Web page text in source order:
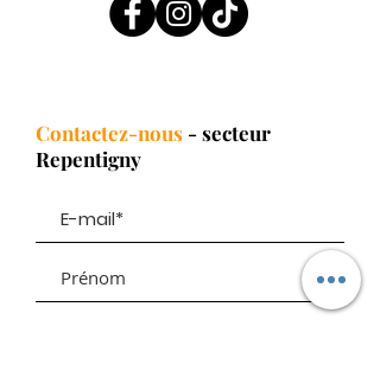
Contactez-nous - secteur
Repentigny